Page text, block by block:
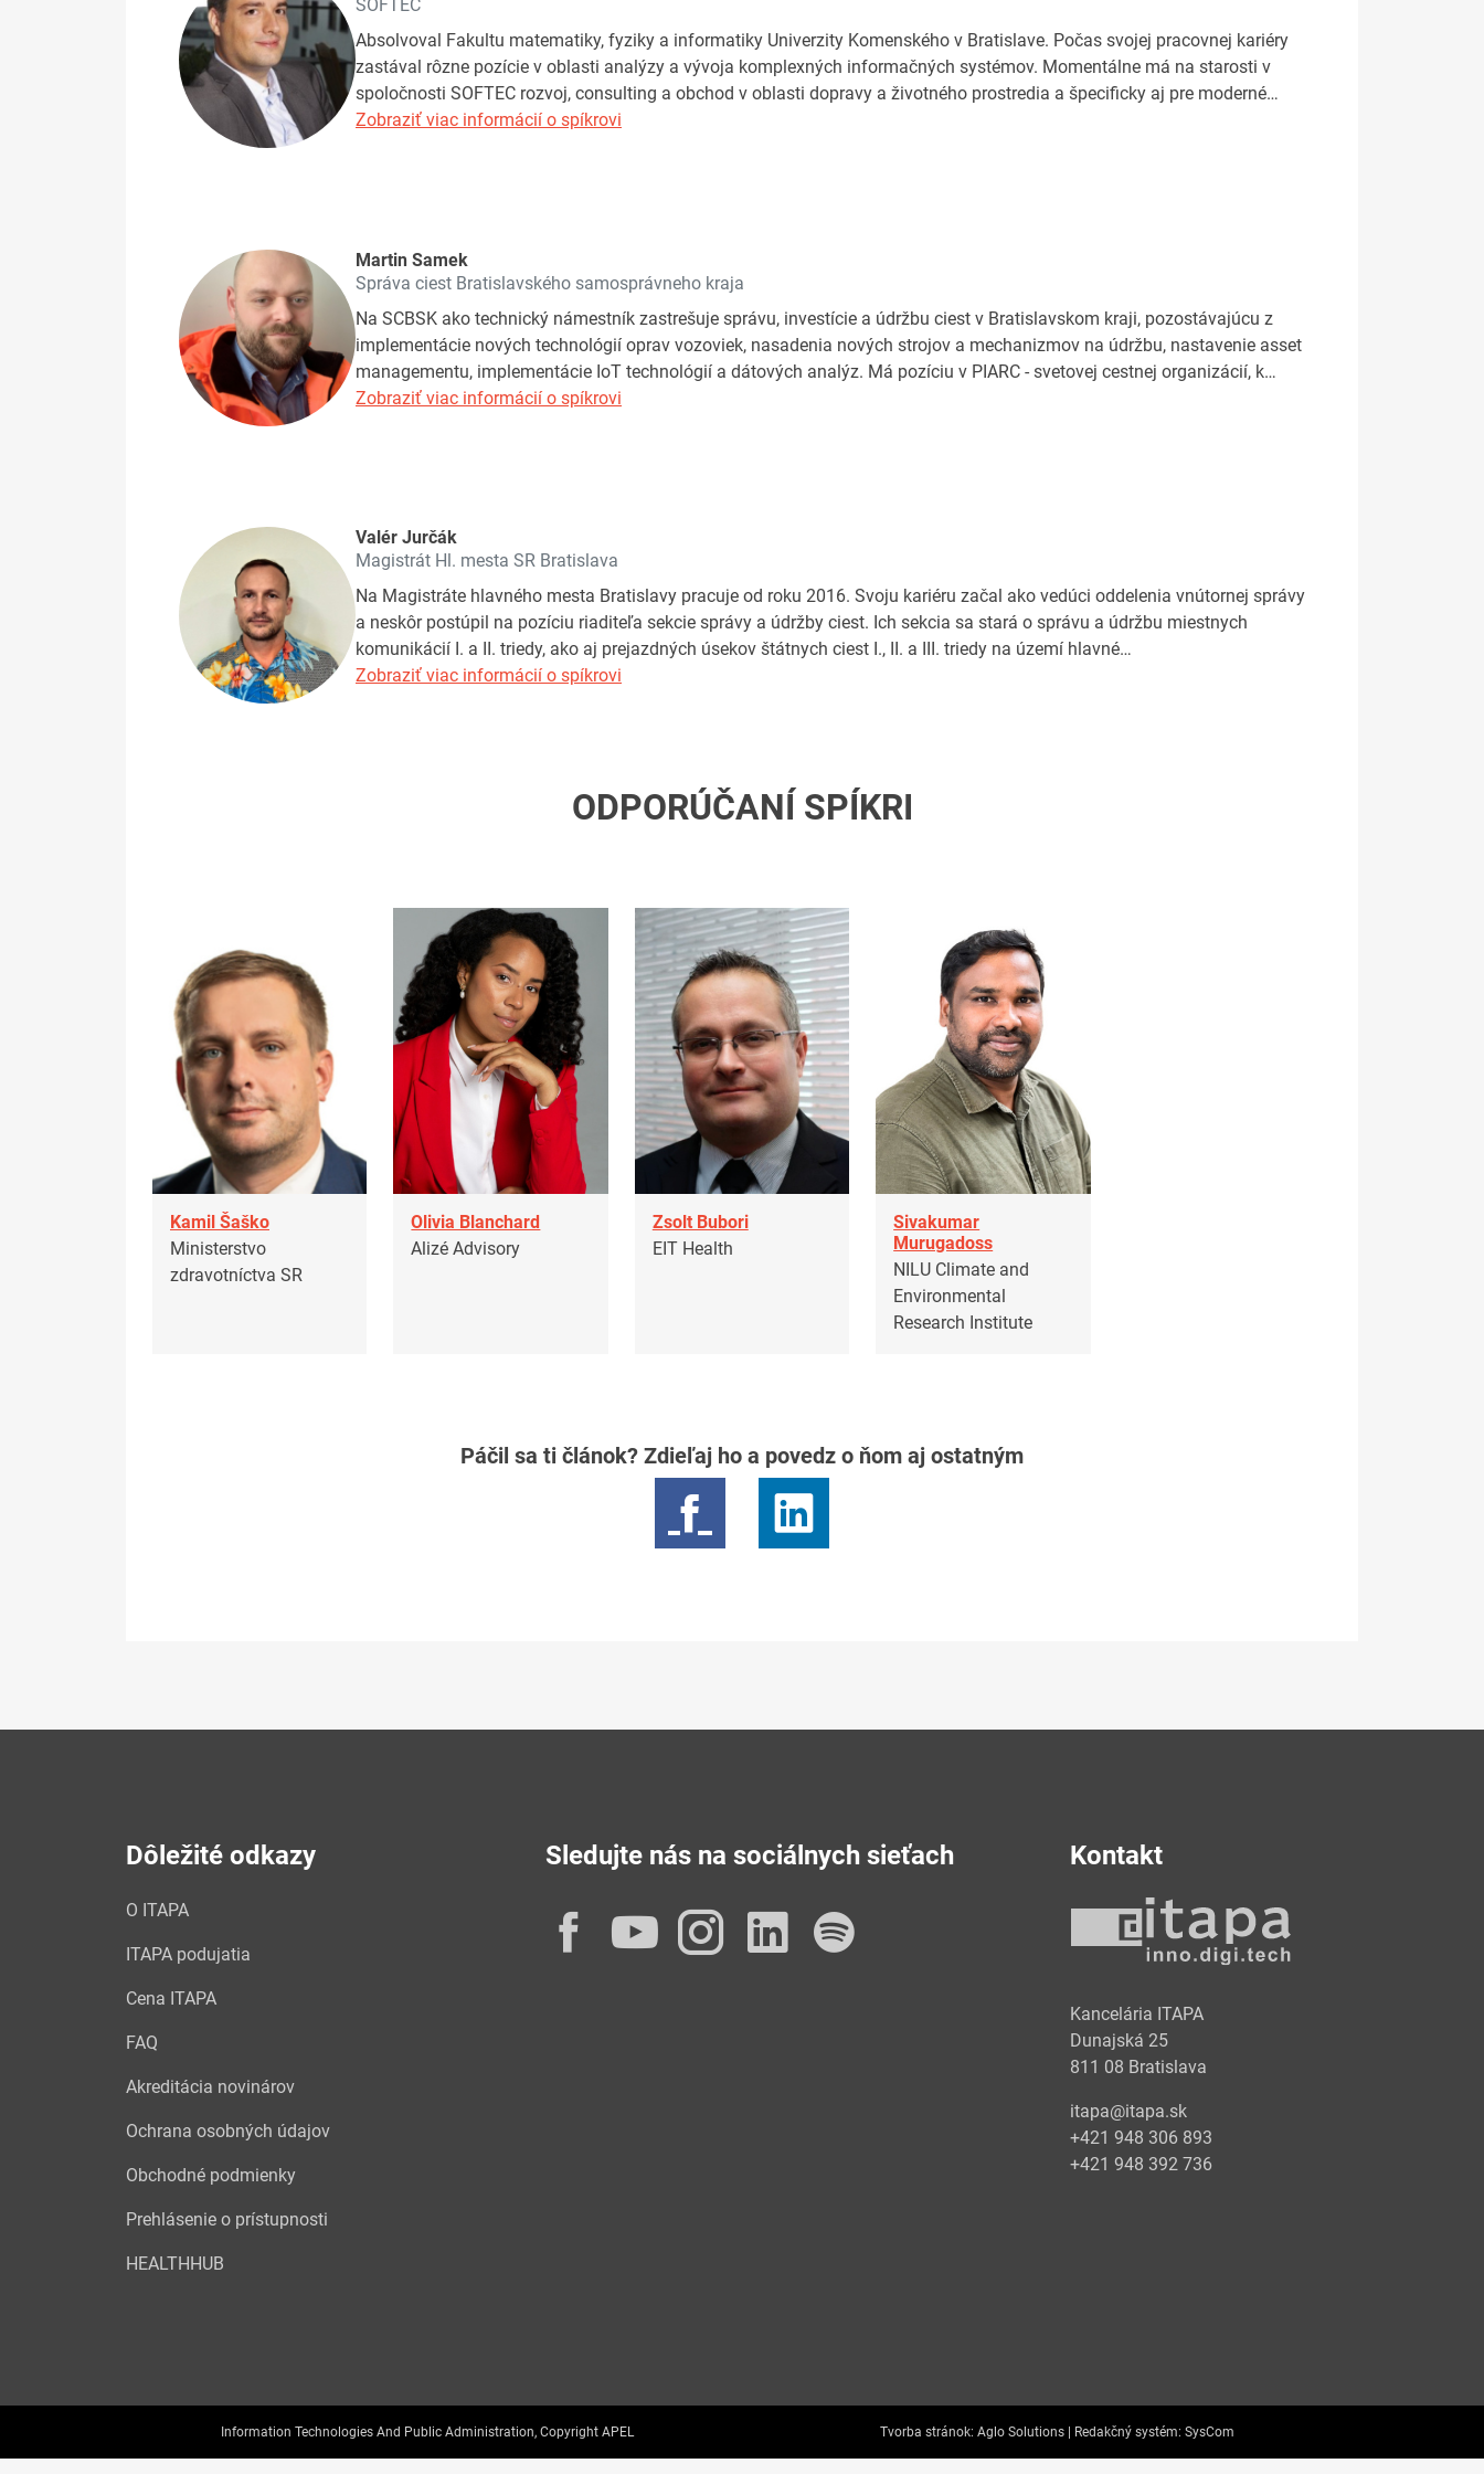
SOFTEC
Absolvoval Fakultu matematiky, fyziky a informatiky Univerzity Komenského v Bratislave. Počas svojej pracovnej kariéry
zastával rôzne pozície v oblasti analýzy a vývoja komplexných informačných systémov. Momentálne má na starosti v
spoločnosti SOFTEC rozvoj, consulting a obchod v oblasti dopravy a životného prostredia a špecificky aj pre moderné…
Zobraziť viac informácií o spíkrovi
Martin Samek
Správa ciest Bratislavského samosprávneho kraja
Na SCBSK ako technický námestník zastrešuje správu, investície a údržbu ciest v Bratislavskom kraji, pozostávajúcu z
implementácie nových technológií oprav vozoviek, nasadenia nových strojov a mechanizmov na údržbu, nastavenie asset
managementu, implementácie IoT technológií a dátových analýz. Má pozíciu v PIARC - svetovej cestnej organizácií, k…
Zobraziť viac informácií o spíkrovi
Valér Jurčák
Magistrát Hl. mesta SR Bratislava
Na Magistráte hlavného mesta Bratislavy pracuje od roku 2016. Svoju kariéru začal ako vedúci oddelenia vnútornej správy
a neskôr postúpil na pozíciu riaditeľa sekcie správy a údržby ciest. Ich sekcia sa stará o správu a údržbu miestnych
komunikácií I. a II. triedy, ako aj prejazdných úsekov štátnych ciest I., II. a III. triedy na území hlavné…
Zobraziť viac informácií o spíkrovi
ODPORÚČANÍ SPÍKRI
Kamil Šaško
Ministerstvo
zdravotníctva SR
Olivia Blanchard
Alizé Advisory
Zsolt Bubori
EIT Health
Sivakumar
Murugadoss
NILU Climate and
Environmental
Research Institute
Páčil sa ti článok? Zdieľaj ho a povedz o ňom aj ostatným
Dôležité odkazy
O ITAPA
ITAPA podujatia
Cena ITAPA
FAQ
Akreditácia novinárov
Ochrana osobných údajov
Obchodné podmienky
Prehlásenie o prístupnosti
HEALTHHUB
Sledujte nás na sociálnych sieťach
Facebook
YouTube
Instagram
LinkedIn
Kontakt
Kancelária ITAPA
Dunajská 25
811 08 Bratislava
itapa@itapa.sk
+421 948 306 893
+421 948 392 736
Information Technologies And Public Administration, Copyright APEL Tvorba stránok: Aglo Solutions | Redakčný systém: SysCom